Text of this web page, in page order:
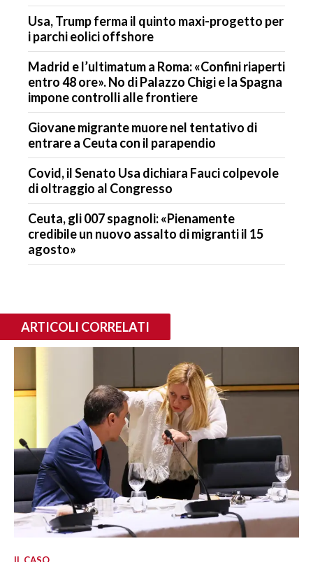
Usa, Trump ferma il quinto maxi-progetto per
i parchi eolici offshore
Madrid e l’ultimatum a Roma: «Confini riaperti
entro 48 ore». No di Palazzo Chigi e la Spagna
impone controlli alle frontiere
Giovane migrante muore nel tentativo di
entrare a Ceuta con il parapendio
Covid, il Senato Usa dichiara Fauci colpevole
di oltraggio al Congresso
Ceuta, gli 007 spagnoli: «Pienamente
credibile un nuovo assalto di migranti il 15
agosto»
ARTICOLI CORRELATI
IL CASO